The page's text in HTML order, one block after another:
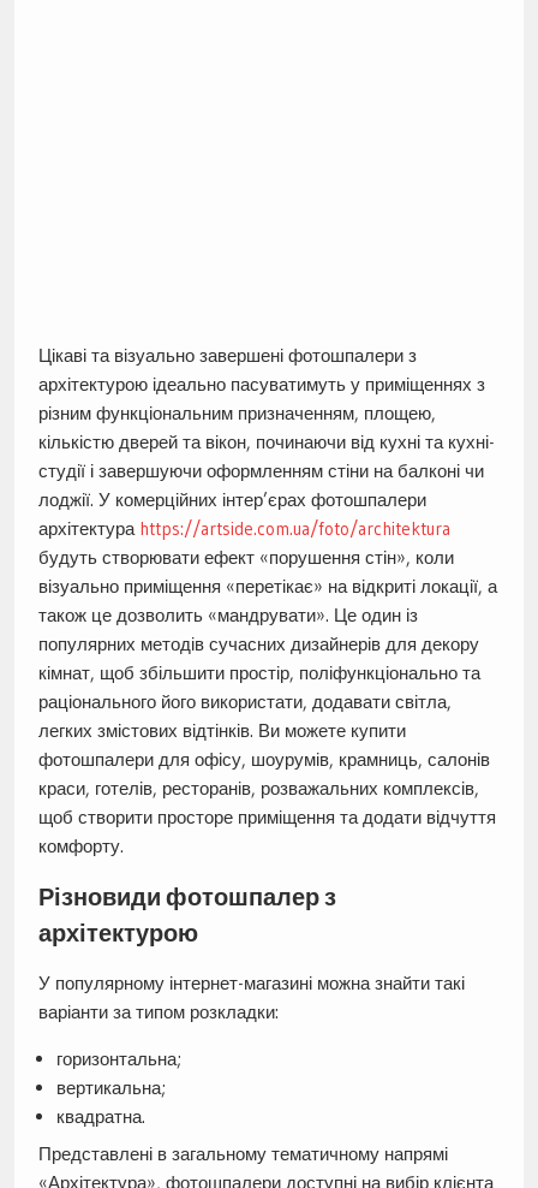
Цікаві та візуально завершені фотошпалери з
архітектурою ідеально пасуватимуть у приміщеннях з
різним функціональним призначенням, площею,
кількістю дверей та вікон, починаючи від кухні та кухні-
студії і завершуючи оформленням стіни на балконі чи
лоджії. У комерційних інтер’єрах фотошпалери
архітектура https://artside.com.ua/foto/architektura
будуть створювати ефект «порушення стін», коли
візуально приміщення «перетікає» на відкриті локації, а
також це дозволить «мандрувати». Це один із
популярних методів сучасних дизайнерів для декору
кімнат, щоб збільшити простір, поліфункціонально та
раціонального його використати, додавати світла,
легких змістових відтінків. Ви можете купити
фотошпалери для офісу, шоурумів, крамниць, салонів
краси, готелів, ресторанів, розважальних комплексів,
щоб створити просторе приміщення та додати відчуття
комфорту.
Різновиди фотошпалер з
архітектурою
У популярному інтернет-магазині можна знайти такі
варіанти за типом розкладки:
горизонтальна;
вертикальна;
квадратна.
Представлені в загальному тематичному напрямі
«Архітектура», фотошпалери доступні на вибір клієнта